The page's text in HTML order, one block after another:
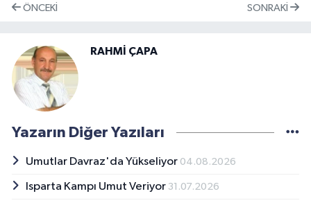
ÖNCEKI SONRAKI
RAHMİ ÇAPA
Yazarın Diğer Yazıları
Umutlar Davraz'da Yükseliyor 04.08.2026
Isparta Kampı Umut Veriyor 31.07.2026